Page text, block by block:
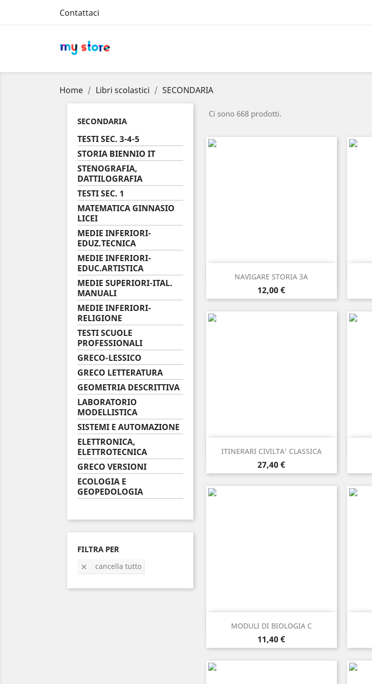
Contattaci
Home Libri scolastici SECONDARIA
SECONDARIA
TESTI SEC. 3-4-5
STORIA BIENNIO IT
STENOGRAFIA,
DATTILOGRAFIA
TESTI SEC. 1
MATEMATICA GINNASIO
LICEI
MEDIE INFERIORI-
EDUZ.TECNICA
MEDIE INFERIORI-
EDUC.ARTISTICA
MEDIE SUPERIORI-ITAL.
MANUALI
MEDIE INFERIORI-
RELIGIONE
TESTI SCUOLE
PROFESSIONALI
GRECO-LESSICO
GRECO LETTERATURA
GEOMETRIA DESCRITTIVA
LABORATORIO
MODELLISTICA
SISTEMI E AUTOMAZIONE
ELETTRONICA,
ELETTROTECNICA
GRECO VERSIONI
ECOLOGIA E
GEOPEDOLOGIA
FILTRA PER
 cancella tutto
Ci sono 668 prodotti.
NAVIGARE STORIA 3A
Prezzo
12,00 €
Anteprima
ITINERARI CIVILTA' CLASSICA
Prezzo
27,40 €
 Anteprima
MODULI DI BIOLOGIA C
Prezzo
11,40 €
Anteprima